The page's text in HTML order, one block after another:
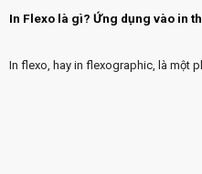
In Flexo là gì? Ứng dụng vào in
In flexo, hay in flexographic, là một